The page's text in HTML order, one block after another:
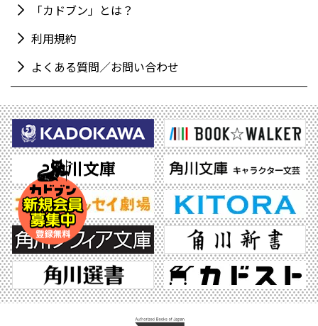
「カドブン」とは？
利用規約
よくある質問／お問い合わせ